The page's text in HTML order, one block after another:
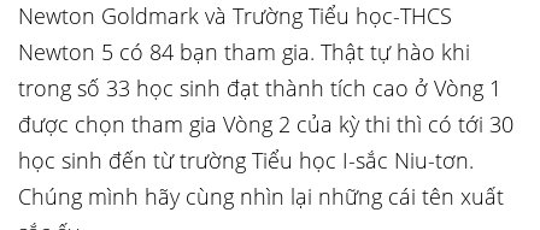
Newton Goldmark và Trường Tiểu học-THCS
Newton 5 có 84 bạn tham gia. Thật tự hào khi
trong số 33 học sinh đạt thành tích cao ở Vòng 1
được chọn tham gia Vòng 2 của kỳ thi thì có tới 30
học sinh đến từ trường Tiểu học I-sắc Niu-tơn.
Chúng mình hãy cùng nhìn lại những cái tên xuất